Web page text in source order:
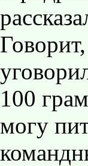
100
могу